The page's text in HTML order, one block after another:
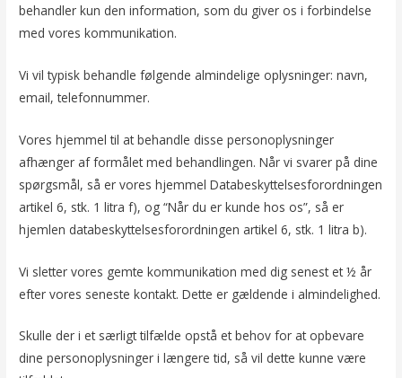
behandler kun den information, som du giver os i forbindelse
med vores kommunikation.
Vi vil typisk behandle følgende almindelige oplysninger: navn,
email, telefonnummer.
Vores hjemmel til at behandle disse personoplysninger
afhænger af formålet med behandlingen. Når vi svarer på dine
spørgsmål, så er vores hjemmel Databeskyttelsesforordningen
artikel 6, stk. 1 litra f), og “Når du er kunde hos os”, så er
hjemlen databeskyttelsesforordningen artikel 6, stk. 1 litra b).
Vi sletter vores gemte kommunikation med dig senest et ½ år
efter vores seneste kontakt. Dette er gældende i almindelighed.
Skulle der i et særligt tilfælde opstå et behov for at opbevare
dine personoplysninger i længere tid, så vil dette kunne være